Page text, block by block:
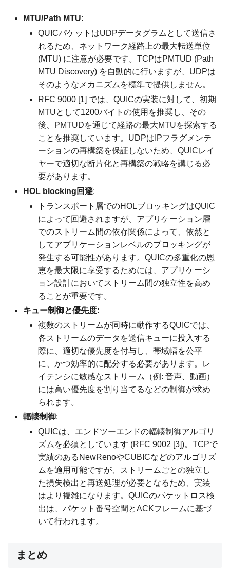
MTU/Path MTU:
QUICパケットはUDPデータグラムとして送信さ
れるため、ネットワーク経路上の最大転送単位
(MTU) に注意が必要です。TCPはPMTUD (Path
MTU Discovery) を自動的に行いますが、UDPは
そのようなメカニズムを標準で提供しません。
RFC 9000 [1] では、QUICの実装に対して、初期
MTUとして1200バイトの使用を推奨し、その
後、PMTUDを通じて経路の最大MTUを探索する
ことを推奨しています。UDPはIPフラグメンテ
ーションの再構築を保証しないため、QUICレイ
ヤーで適切な断片化と再構築の戦略を講じる必
要があります。
HOL blocking回避:
トランスポート層でのHOLブロッキングはQUIC
によって回避されますが、アプリケーション層
でのストリーム間の依存関係によって、依然と
してアプリケーションレベルのブロッキングが
発生する可能性があります。QUICの多重化の恩
恵を最大限に享受するためには、アプリケーシ
ョン設計においてストリーム間の独立性を高め
ることが重要です。
キュー制御と優先度:
複数のストリームが同時に動作するQUICでは、
各ストリームのデータを送信キューに投入する
際に、適切な優先度を付与し、帯域幅を公平
に、かつ効率的に配分する必要があります。レ
イテンシに敏感なストリーム（例: 音声、動画）
には高い優先度を割り当てるなどの制御が求め
られます。
輻輳制御:
QUICは、エンドツーエンドの輻輳制御アルゴリ
ズムを必須としています (RFC 9002 [3])。TCPで
実績のあるNewRenoやCUBICなどのアルゴリズ
ムを適用可能ですが、ストリームごとの独立し
た損失検出と再送処理が必要となるため、実装
はより複雑になります。QUICのパケットロス検
出は、パケット番号空間とACKフレームに基づ
いて行われます。
まとめ